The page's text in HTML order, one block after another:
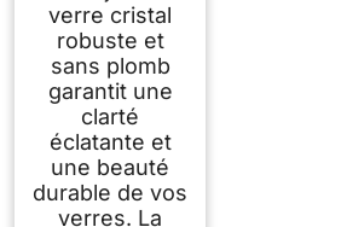
verre cristal
robuste et
sans plomb
garantit une
clarté
éclatante et
une beauté
durable de vos
verres. La